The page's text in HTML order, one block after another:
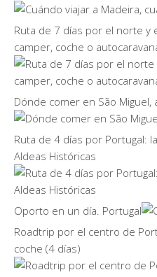
Ruta de 7 días por el norte y
camper, coche o
Dónde comer en São Miguel,
Ruta de 4 días por Portugal:
Aldeas Históricas
Oporto en un día. Portugal
Roadtrip por el centro de
coche (4 días)